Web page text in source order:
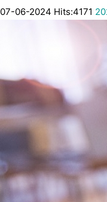
07-06-2024 Hits:4171